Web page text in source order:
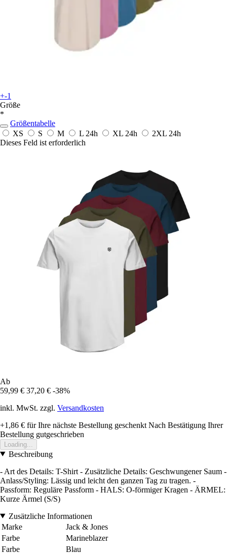
+-1
Größe
*
Größentabelle
XS
S M L 24h XL 24h 2XL 24h
Dieses Feld ist erforderlich
Ab
59,99 € 37,20 € -38%
inkl. MwSt. zzgl. Versandkosten
+1,86 € für Ihre nächste Bestellung geschenkt Nach Bestätigung Ihrer
Bestellung gutgeschrieben
Loading...
Beschreibung
- Art des Details: T-Shirt - Zusätzliche Details: Geschwungener Saum -
Anlass/Styling: Lässig und leicht den ganzen Tag zu tragen. -
Passform: Reguläre Passform - HALS: O-förmiger Kragen - ÄRMEL:
Kurze Ärmel (S/S)
Zusätzliche Informationen
Marke
Jack & Jones
Farbe
Marineblazer
Farbe
Blau